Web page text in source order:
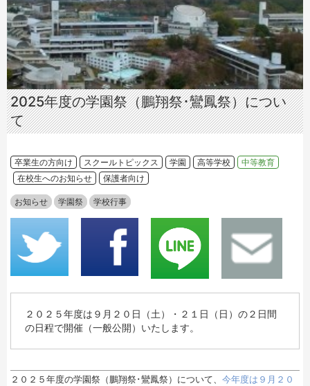
2025年度の学園祭（鵬翔祭･鸞鳳祭）につい
て
卒業生の方向け スクールトピックス 学園 高等学校
中等教育
在校生へのお知らせ
保護者向け
お知らせ 学園祭 学校行事
２０２５年度は９月２０日（土）・２１日（日）の２日間
の日程で開催（一般公開）いたします。
２０２５年度の学園祭（鵬翔祭･鸞鳳祭）について、 今年度は９月２０